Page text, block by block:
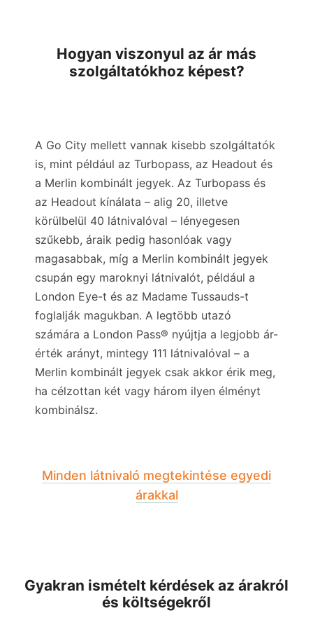
Hogyan viszonyul az ár más
szolgáltatókhoz képest?
A Go City mellett vannak kisebb szolgáltatók
is, mint például az Turbopass, az Headout és
a Merlin kombinált jegyek. Az Turbopass és
az Headout kínálata – alig 20, illetve
körülbelül 40 látnivalóval – lényegesen
szűkebb, áraik pedig hasonlóak vagy
magasabbak, míg a Merlin kombinált jegyek
csupán egy maroknyi látnivalót, például a
London Eye-t és az Madame Tussauds-t
foglalják magukban. A legtöbb utazó
számára a London Pass® nyújtja a legjobb ár-
érték arányt, mintegy 111 látnivalóval – a
Merlin kombinált jegyek csak akkor érik meg,
ha célzottan két vagy három ilyen élményt
kombinálsz.
Minden látnivaló megtekintése egyedi
árakkal
Gyakran ismételt kérdések az árakról
és költségekről